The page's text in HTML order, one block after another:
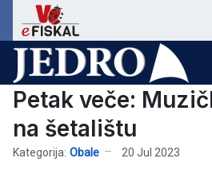
Petak veče:
na šetalištu
Kategorija: Obale 20 Jul 2023